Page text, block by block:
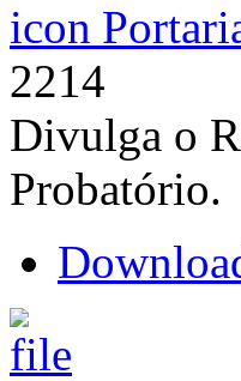
2214
Divulga o
Probatório.